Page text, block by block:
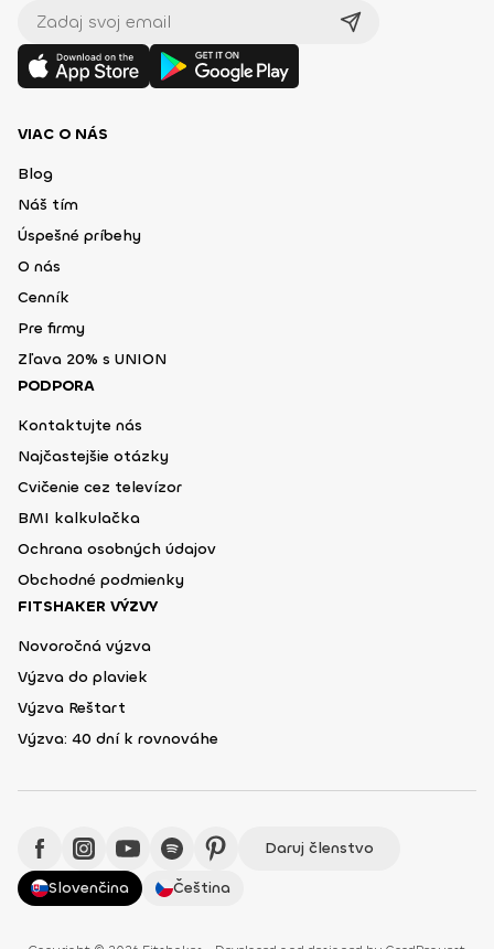
VIAC O NÁS
Blog
Náš tím
Úspešné príbehy
O nás
Cenník
Pre firmy
Zľava 20% s UNION
PODPORA
Kontaktujte nás
Najčastejšie otázky
Cvičenie cez televízor
BMI kalkulačka
Ochrana osobných údajov
Obchodné podmienky
FITSHAKER VÝZVY
Novoročná výzva
Výzva do plaviek
Výzva Reštart
Výzva: 40 dní k rovnováhe
Daruj členstvo
Slovenčina
Čeština